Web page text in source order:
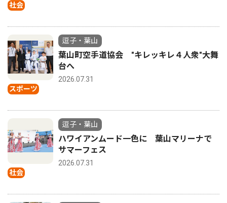
社会
スポーツ
逗子・葉山
葉山町空手道協会 "キレッキレ４人衆"大舞
台へ
2026.07.31
社会
逗子・葉山
ハワイアンムード一色に 葉山マリーナで
サマーフェス
2026.07.31